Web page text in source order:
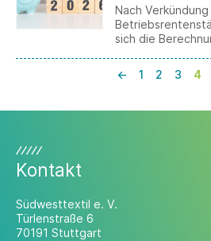
Nach
sich die
geändert. Aus
wir über die
Altersversorgung
← 1 2 3 4
Kontakt
Südwesttextil e. V.
Türlenstraße 6
70191 Stuttgart